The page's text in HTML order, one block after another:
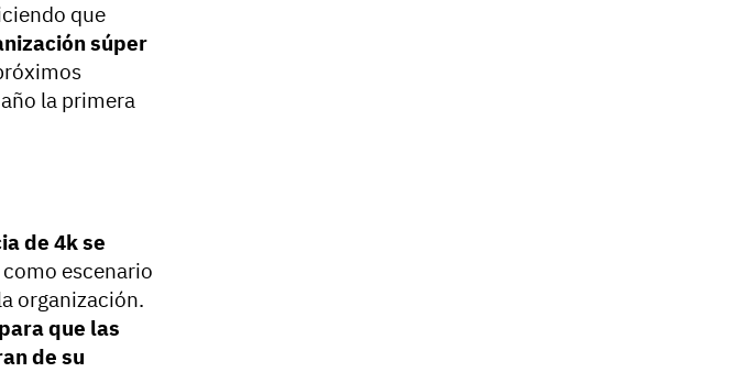
que
súper
la primera
de 4k se
como escenario
organización.
que las
de su